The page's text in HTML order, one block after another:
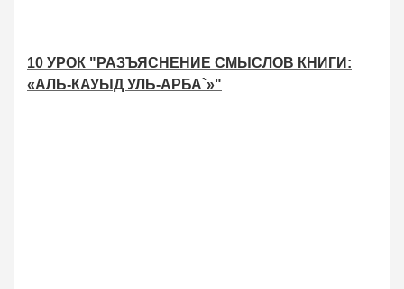
10 УРОК "РАЗЪЯСНЕНИЕ СМЫСЛОВ КНИГИ:
«АЛЬ-КАУЫД УЛЬ-АРБА`»"